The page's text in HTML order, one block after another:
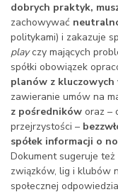
dobrych praktyk,
zachowywać
politykami) i zakazuje
playczy mających
spółki obowiązek
planów z
zawieranie umów na
z pośredników oraz –
przejrzystości –
spółek informacji o
Dokument sugeruje
związków, lig i klubów
społecznej